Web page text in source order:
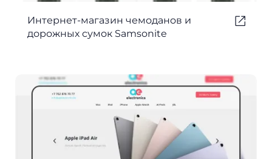
Интернет-магазин чемоданов и
дорожных сумок Samsonite